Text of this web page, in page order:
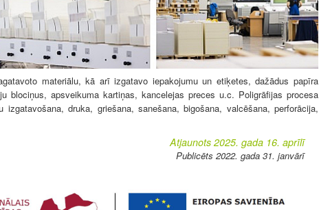
materiālu, kā arī izgatavo iepakojumu un etiķetes, dažādus papīra
blociņus, apsveikuma kartiņas, kancelejas preces u.c. Poligrāfijas procesa
druka, griešana, sanešana, bigošana, valcēšana, perforācija,
Atjaunots 2025. gada 16. aprīlī
Publicēts 2022. gada 31. janvārī